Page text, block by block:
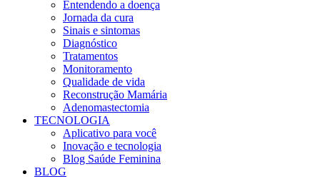
Entendendo a doença
Jornada da cura
Sinais e sintomas
Diagnóstico
Tratamentos
Monitoramento
Qualidade de vida
Reconstrução Mamária
Adenomastectomia
TECNOLOGIA
Aplicativo para você
Inovação e tecnologia
Blog Saúde Feminina
BLOG